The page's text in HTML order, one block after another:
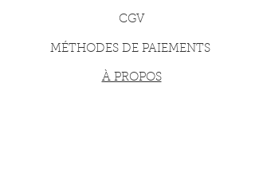
CGV
MÉTHODES DE PAIEMENTS
À PROPOS